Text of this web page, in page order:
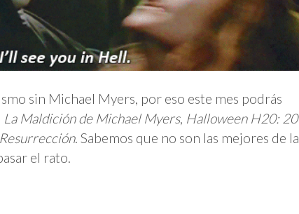
sin Michael Myers, por eso este mes podrás
La Maldición de Michael Myers, Halloween H20: 20
. Sabemos que no son las mejores de la
el rato.